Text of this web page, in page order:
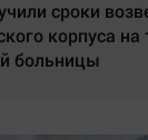
сроки
корпуса на
больницы